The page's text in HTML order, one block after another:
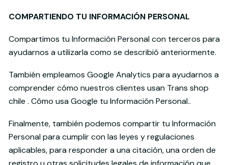
COMPARTIENDO TU INFORMACIÓN PERSONAL
Compartimos tu Información Personal con terceros para
ayudarnos a utilizarla como se describió anteriormente.
También empleamos Google Analytics para ayudarnos a
comprender cómo nuestros clientes usan Trans shop
chile . Cómo usa Google tu Información Personal..
Finalmente, también podemos compartir tu Información
Personal para cumplir con las leyes y regulaciones
aplicables, para responder a una citación, una orden de